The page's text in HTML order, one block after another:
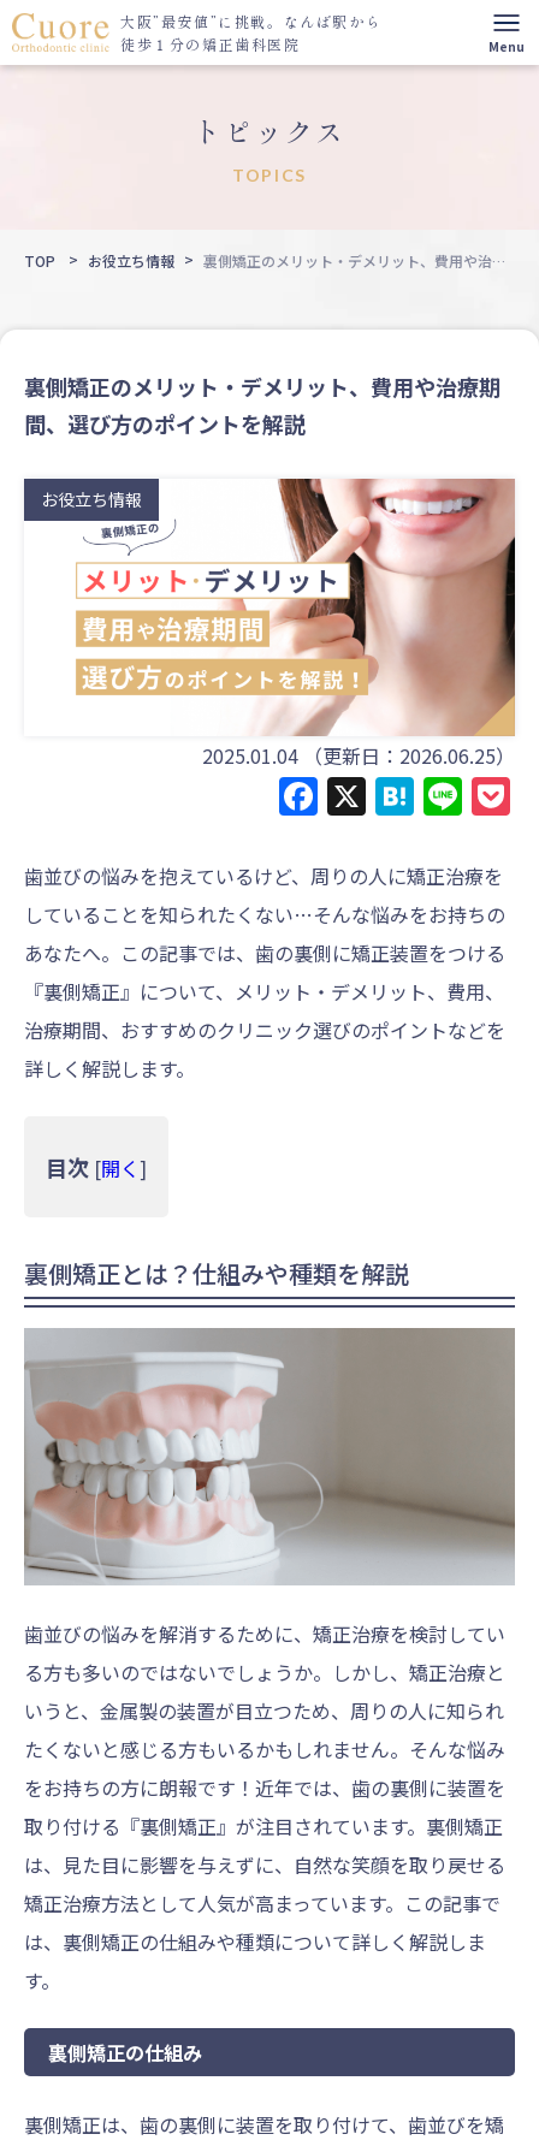
大阪”最安値”に挑戦。 なんば駅から
徒歩１分の矯正歯科医院
トピックス
TOPICS
TOP お役立ち情報
裏側矯正のメリット・デメリット、費用や治療
裏側矯正のメリット・デメリット、費用や治療期
間、選び方のポイントを解説
お役立ち情報
2025.01.04 （更新日：2026.06.25）
Facebook
X Line
歯並びの悩みを抱えているけど、周りの人に矯正治療を
していることを知られたくない…そんな悩みをお持ちの
あなたへ。この記事では、歯の裏側に矯正装置をつける
『裏側矯正』について、メリット・デメリット、費用、
治療期間、おすすめのクリニック選びのポイントなどを
詳しく解説します。
目次 [開く ]
裏側矯正とは？仕組みや種類を解説
歯並びの悩みを解消するために、矯正治療を検討してい
る方も多いのではないでしょうか。しかし、矯正治療と
いうと、金属製の装置が目立つため、周りの人に知られ
たくないと感じる方もいるかもしれません。そんな悩み
をお持ちの方に朗報です！近年では、歯の裏側に装置を
取り付ける『裏側矯正』が注目されています。裏側矯正
は、見た目に影響を与えずに、自然な笑顔を取り戻せる
矯正治療方法として人気が高まっています。この記事で
は、裏側矯正の仕組みや種類について詳しく解説しま
す。
裏側矯正の仕組み
裏側矯正は、歯の裏側に装置を取り付けて、歯並びを矯